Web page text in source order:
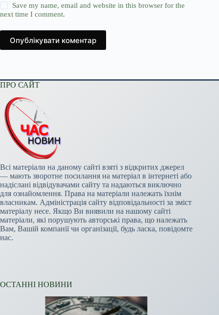
Save my name, email and website in this browser for the
next time I comment.
Опублікувати коментар
ПРО САЙТ
Всі матеріали на даному сайті взяті з відкритих джерел
— мають зворотне посилання на матеріал в інтернеті або
надіслані відвідувачами сайту та надаються виключно
для ознайомлення. Права на матеріали належать їхнім
власникам. Адміністрація сайту відповідальності за зміст
матеріалу несе. Якщо Ви виявили на нашому сайті
матеріали, які порушують авторські права, що належать
Вам, Вашій компанії чи організації, будь ласка, повідомте
нас.
ОСТАННІ НОВИНИ